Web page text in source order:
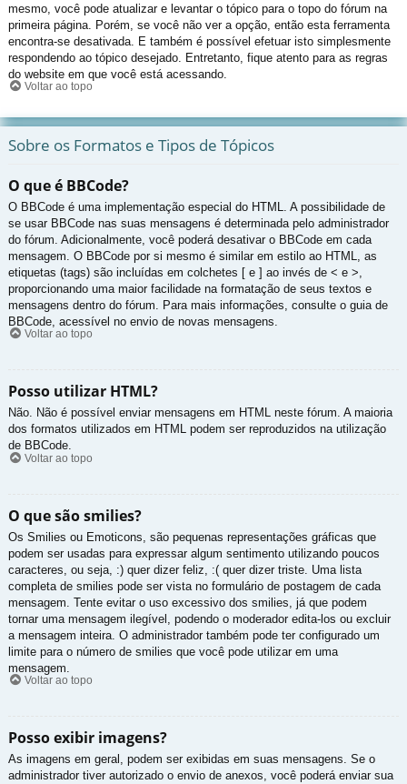
mesmo, você pode atualizar e levantar o tópico para o topo do fórum na
primeira página. Porém, se você não ver a opção, então esta ferramenta
encontra-se desativada. E também é possível efetuar isto simplesmente
respondendo ao tópico desejado. Entretanto, fique atento para as regras
do website em que você está acessando.
Voltar ao topo
Sobre os Formatos e Tipos de Tópicos
O que é BBCode?
O BBCode é uma implementação especial do HTML. A possibilidade de
se usar BBCode nas suas mensagens é determinada pelo administrador
do fórum. Adicionalmente, você poderá desativar o BBCode em cada
mensagem. O BBCode por si mesmo é similar em estilo ao HTML, as
etiquetas (tags) são incluídas em colchetes [ e ] ao invés de < e >,
proporcionando uma maior facilidade na formatação de seus textos e
mensagens dentro do fórum. Para mais informações, consulte o guia de
BBCode, acessível no envio de novas mensagens.
Voltar ao topo
Posso utilizar HTML?
Não. Não é possível enviar mensagens em HTML neste fórum. A maioria
dos formatos utilizados em HTML podem ser reproduzidos na utilização
de BBCode.
Voltar ao topo
O que são smilies?
Os Smilies ou Emoticons, são pequenas representações gráficas que
podem ser usadas para expressar algum sentimento utilizando poucos
caracteres, ou seja, :) quer dizer feliz, :( quer dizer triste. Uma lista
completa de smilies pode ser vista no formulário de postagem de cada
mensagem. Tente evitar o uso excessivo dos smilies, já que podem
tornar uma mensagem ilegível, podendo o moderador edita-los ou excluir
a mensagem inteira. O administrador também pode ter configurado um
limite para o número de smilies que você pode utilizar em uma
mensagem.
Voltar ao topo
Posso exibir imagens?
As imagens em geral, podem ser exibidas em suas mensagens. Se o
administrador tiver autorizado o envio de anexos, você poderá enviar sua